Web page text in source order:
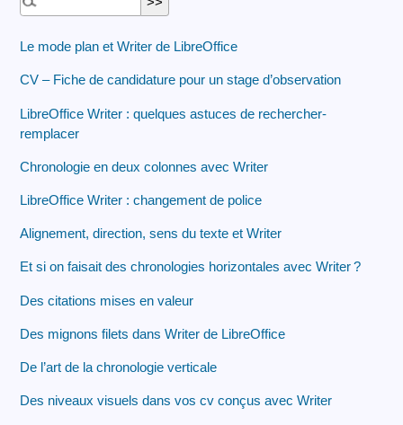
Le mode plan et Writer de LibreOffice
CV – Fiche de candidature pour un stage d’observation
LibreOffice Writer : quelques astuces de rechercher-
remplacer
Chronologie en deux colonnes avec Writer
LibreOffice Writer : changement de police
Alignement, direction, sens du texte et Writer
Et si on faisait des chronologies horizontales avec Writer?
Des citations mises en valeur
Des mignons filets dans Writer de LibreOffice
De l’art de la chronologie verticale
Des niveaux visuels dans vos cv conçus avec Writer